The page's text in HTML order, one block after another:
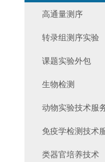
高通量测序
转录组测序实验
课题实验外包
生物检测
动物实验技术服
免疫学检测技术
类器官培养技术